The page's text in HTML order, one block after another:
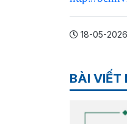
18-05-2026
BÀI VIẾT